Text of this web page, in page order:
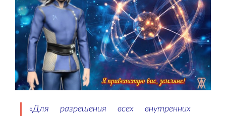
«Для разрешения всех внутренних